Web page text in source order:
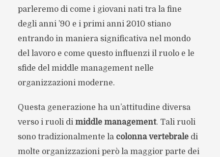
parleremo di come i giovani nati tra la fine
degli anni ’90 e i primi anni 2010 stiano
entrando in maniera significativa nel mondo
del lavoro e come questo influenzi il ruolo e le
sfide del middle management nelle
organizzazioni moderne.
Questa generazione ha un’attitudine diversa
verso i ruoli di middle management. Tali ruoli
sono tradizionalmente la colonna vertebraledi
molte organizzazioni però la maggior parte dei